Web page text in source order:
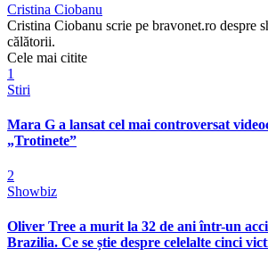
Cristina Ciobanu
Cristina Ciobanu scrie pe bravonet.ro despre
călătorii.
Cele mai citite
1
Stiri
Mara G a lansat cel mai controversat
„Trotinete”
2
Showbiz
Oliver Tree a murit la 32 de ani într-un
Brazilia. Ce se știe despre celelalte cinci